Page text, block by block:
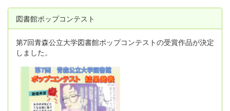
図書館ポップコンテスト
第7回青森公立大学図書館ポップコンテストの受賞作品が決定
しました。